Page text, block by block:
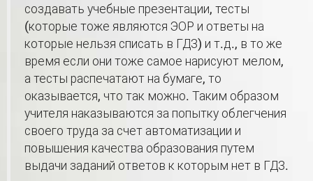
создавать учебные презентации, тесты
(которые тоже являются ЭОР и ответы на
которые нельзя списать в ГДЗ) и т.д., в то же
время если они тоже самое нарисуют мелом,
а тесты распечатают на бумаге, то
оказывается, что так можно. Таким образом
учителя наказываются за попытку облегчения
своего труда за счет автоматизации и
повышения качества образования путем
выдачи заданий ответов к которым нет в ГДЗ.